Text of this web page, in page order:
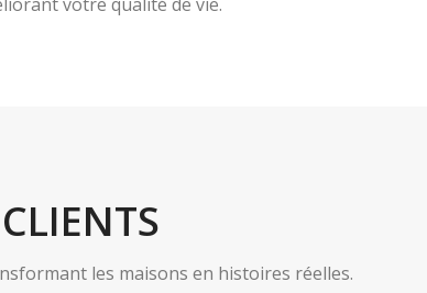
les maisons en histoires réelles.